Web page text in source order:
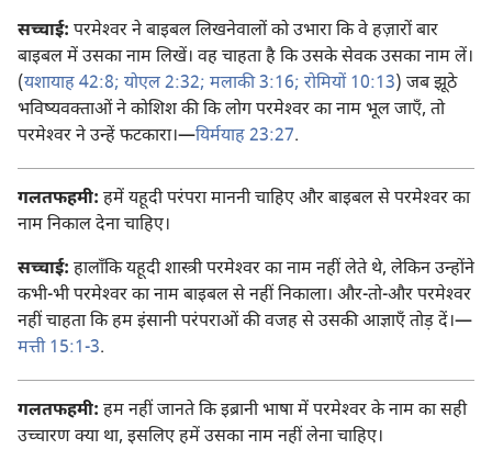
सच्चाई: परमेश्‍वर ने बाइबल लिखनेवालों को उभारा कि वे हज़ारों बार
बाइबल में उसका नाम लिखें। वह चाहता है कि उसके सेवक उसका नाम लें।
(यशायाह 42:8; योएल 2:32; मलाकी 3:16; रोमियों 10:13) जब झूठे
भविष्यवक्‍ताओं ने कोशिश की कि लोग परमेश्‍वर का नाम भूल जाएँ, तो
परमेश्‍वर ने उन्हें फटकारा।​—यिर्मयाह 23:27.
गलतफहमी: हमें यहूदी परंपरा माननी चाहिए और बाइबल से परमेश्‍वर का
नाम निकाल देना चाहिए।
सच्चाई: हालाँकि यहूदी शास्त्री परमेश्‍वर का नाम नहीं लेते थे, लेकिन उन्होंने
कभी-भी परमेश्‍वर का नाम बाइबल से नहीं निकाला। और-तो-और परमेश्‍वर
नहीं चाहता कि हम इंसानी परंपराओं की वजह से उसकी आज्ञाएँ तोड़ दें।​—
मत्ती 15:1-3.
गलतफहमी: हम नहीं जानते कि इब्रानी भाषा में परमेश्‍वर के नाम का सही
उच्चारण क्या था, इसलिए हमें उसका नाम नहीं लेना चाहिए।